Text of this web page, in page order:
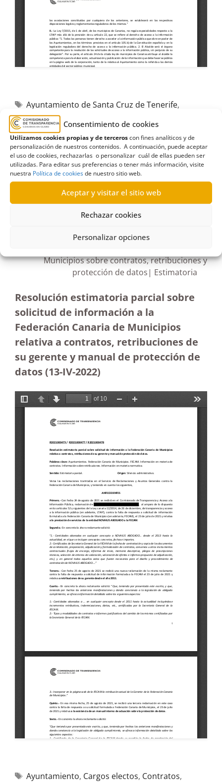
Consentimiento de cookies
Utilizamos cookies propias y de terceroscon fines analíticos y de
personalización de nuestros contenidos. A continuación, puede aceptar
el uso de cookies, rechazarlas o personalizar cuál de ellas pueden ser
utilizadas. Para editar sus preferencias o tener más información, visite
nuestra Política de cookiesde nuestro sitio web.
Aceptar y visitar el sitio web
Rechazar cookies
Personalizar opciones
Ayuntamiento de Santa Cruz de Tenerife,
Carnaval en la calle
Derecho de acceso
normativa,Planes de evacuación
información
R473-477-478/2021
Municipios sobre contratos, retribuciones y
protección de datos| Estimatoria
Resolución estimatoria parcial sobre
solicitud de información a la
Federación Canaria de Municipios
relativa a contratos, retribuciones de
su gerente y manual de protección de
datos (13-IV-2022)
Ayuntamiento, Cargos electos, Contratos,